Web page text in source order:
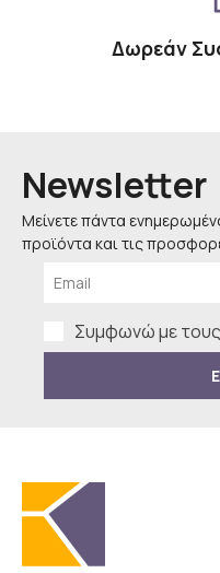
Δωρεάν
Newsletter
Μείνετε πάντα
προϊόντα και τις
Συμφωνώ με